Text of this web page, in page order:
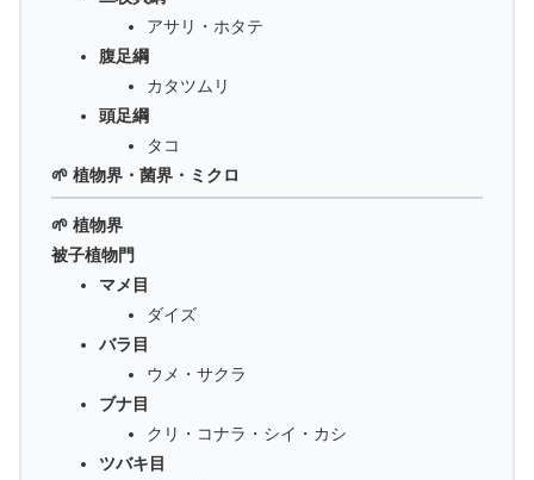
アサリ・ホタテ
腹足綱
カタツムリ
頭足綱
タコ
🌱 植物界・菌界・ミクロ
🌱 植物界
被子植物門
マメ目
ダイズ
バラ目
ウメ・サクラ
ブナ目
クリ・コナラ・シイ・カシ
ツバキ目